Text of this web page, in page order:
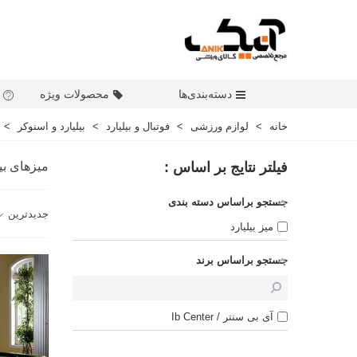
دسته‌بندی‌ها محصولات ویژه
خانه > لوازم ورزشی > فوتبال و بیلیارد > بیلیارد و اسنوکر >
فیلتر نتایج بر اساس :
جستجو براساس دسته بندی
میز بیلیارد
جستجو براساس برند
آی بی سنتر / Ib Center
میزهای
جدیدترین